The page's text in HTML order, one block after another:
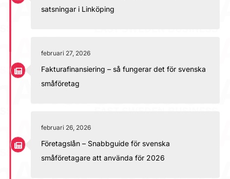
satsningar i Linköping
februari 27, 2026
Fakturafinansiering – så fungerar det för svenska
småföretag
februari 26, 2026
Företagslån – Snabbguide för svenska
småföretagare att använda för 2026